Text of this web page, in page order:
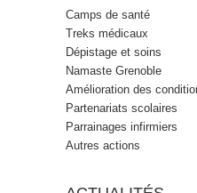
Camps de santé
Treks médicaux
Dépistage et soins
Namaste Grenoble
Amélioration des
Partenariats scolaires
Parrainages infirmiers
Autres actions